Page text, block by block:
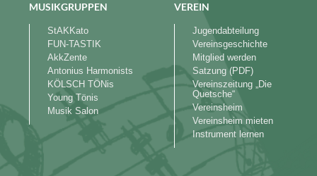
MUSIKGRUPPEN
StAKKato
FUN-TASTIK
AkkZente
Antonius Harmonists
KÖLSCH TÖNis
Young Tönis
Musik Salon
VEREIN
Jugendabteilung
Vereinsgeschichte
Mitglied werden
Satzung (PDF)
Vereinszeitung „Die
Quetsche“
Vereinsheim
Vereinsheim mieten
Instrument lernen